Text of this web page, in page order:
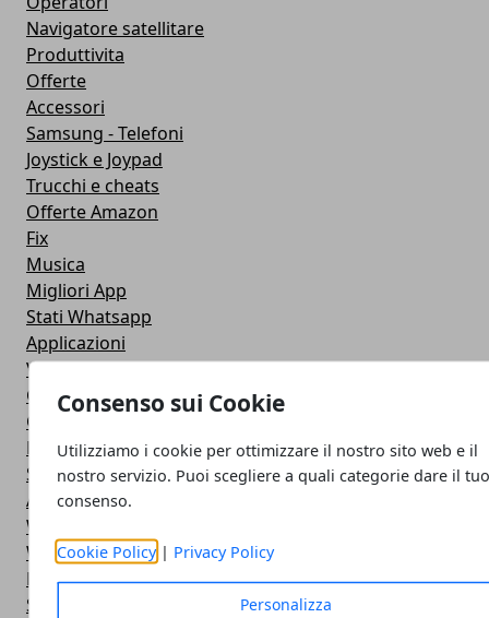
Consenso sui Cookie
Utilizziamo i cookie per ottimizzare il nostro sito web e il
nostro servizio. Puoi scegliere a quali categorie dare il
consenso.
Cookie Policy | Privacy Policy
Personalizza
Navigatore satellitare
Produttivita
Offerte
Accessori
Samsung - Telefoni
Joystick e Joypad
Trucchi e cheats
Offerte Amazon
Fix
Musica
Migliori App
Stati Whatsapp
Applicazioni
Viaggi
Galaxy Note 5
Google Play
Fotografia
Stile di vita
Antivirus
Widget Orologio
Widget Meteo
Ricezione WiFi
Sport